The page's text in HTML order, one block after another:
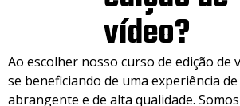
vídeo?
Ao escolher nosso curso de edição de
se beneficiando de uma experiência
abrangente e de alta qualidade.